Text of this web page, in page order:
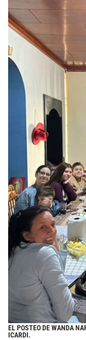
EL POSTEO DE WANDA
ICARDI.